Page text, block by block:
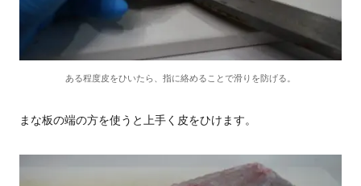
ある程度皮をひいたら、指に絡めることで滑りを防げる。
まな板の端の方を使うと上手く皮をひけます。